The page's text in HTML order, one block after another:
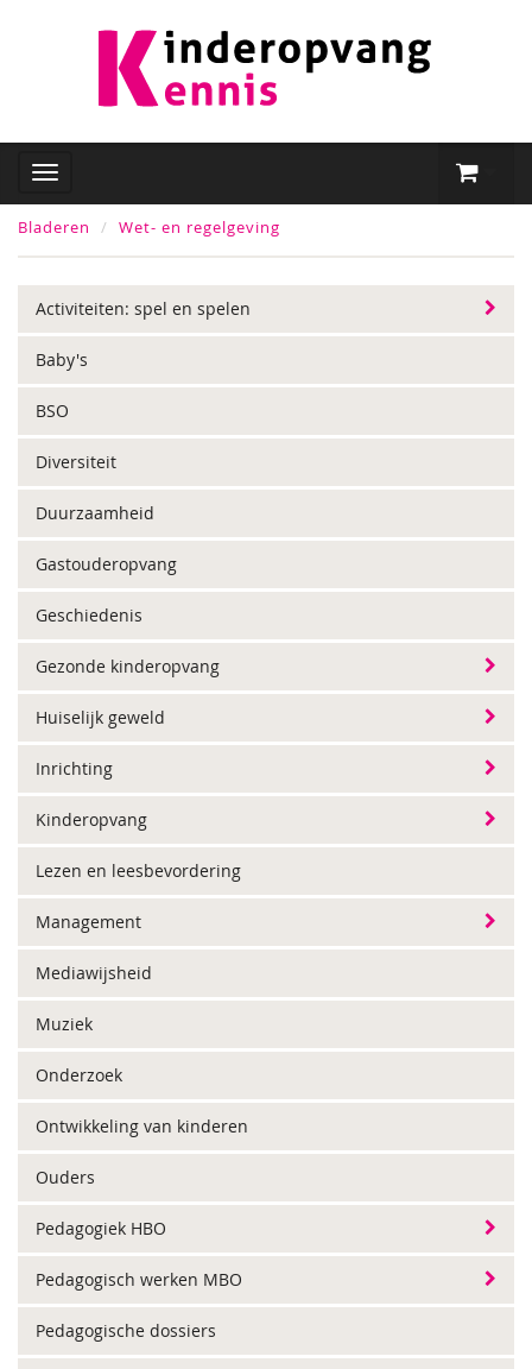
Bladeren Wet- en regelgeving
Activiteiten: spel en spelen
Baby's
BSO
Diversiteit
Duurzaamheid
Gastouderopvang
Geschiedenis
Gezonde kinderopvang
Huiselijk geweld
Inrichting
Kinderopvang
Lezen en leesbevordering
Management
Mediawijsheid
Muziek
Onderzoek
Ontwikkeling van kinderen
Ouders
Pedagogiek HBO
Pedagogisch werken MBO
Pedagogische dossiers